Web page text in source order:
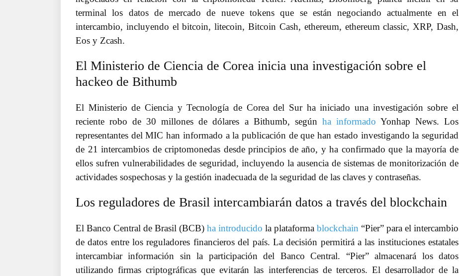
terminal los datos de mercado de nueve tokens que se están negociando actualmente en el
intercambio, incluyendo el bitcoin, litecoin, Bitcoin Cash, ethereum, ethereum classic, XRP, Dash,
Eos y Zcash.
El Ministerio de Ciencia de Corea inicia una investigación sobre el
hackeo de Bithumb
El Ministerio de Ciencia y Tecnología de Corea del Sur ha iniciado una investigación sobre el
reciente robo de 30 millones de dólares a Bithumb, según ha informado Yonhap News. Los
representantes del MIC han informado a la publicación de que han estado investigando la seguridad
de 21 intercambios de criptomonedas desde principios de año, y ha confirmado que la mayoría de
ellos sufren vulnerabilidades de seguridad, incluyendo la ausencia de sistemas de monitorización de
actividades sospechosas y la gestión inadecuada de la seguridad de las claves y contraseñas.
Los reguladores de Brasil intercambiarán datos a través del blockchain
El Banco Central de Brasil (BCB) ha introducido la plataforma blockchain “Pier” para el intercambio
de datos entre los reguladores financieros del país. La decisión permitirá a las instituciones estatales
intercambiar información sin la participación del Banco Central. “Pier” almacenará los datos
utilizando firmas criptográficas que evitarán las interferencias de terceros. El desarrollador de la